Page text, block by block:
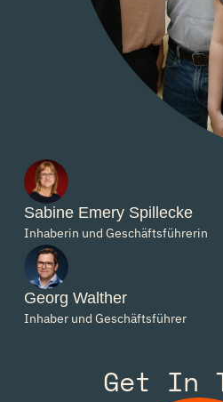
Sabine Emery Spillecke
Inhaberin und Geschäftsführerin
Georg Walther
Inhaber und Geschäftsführer
Get In